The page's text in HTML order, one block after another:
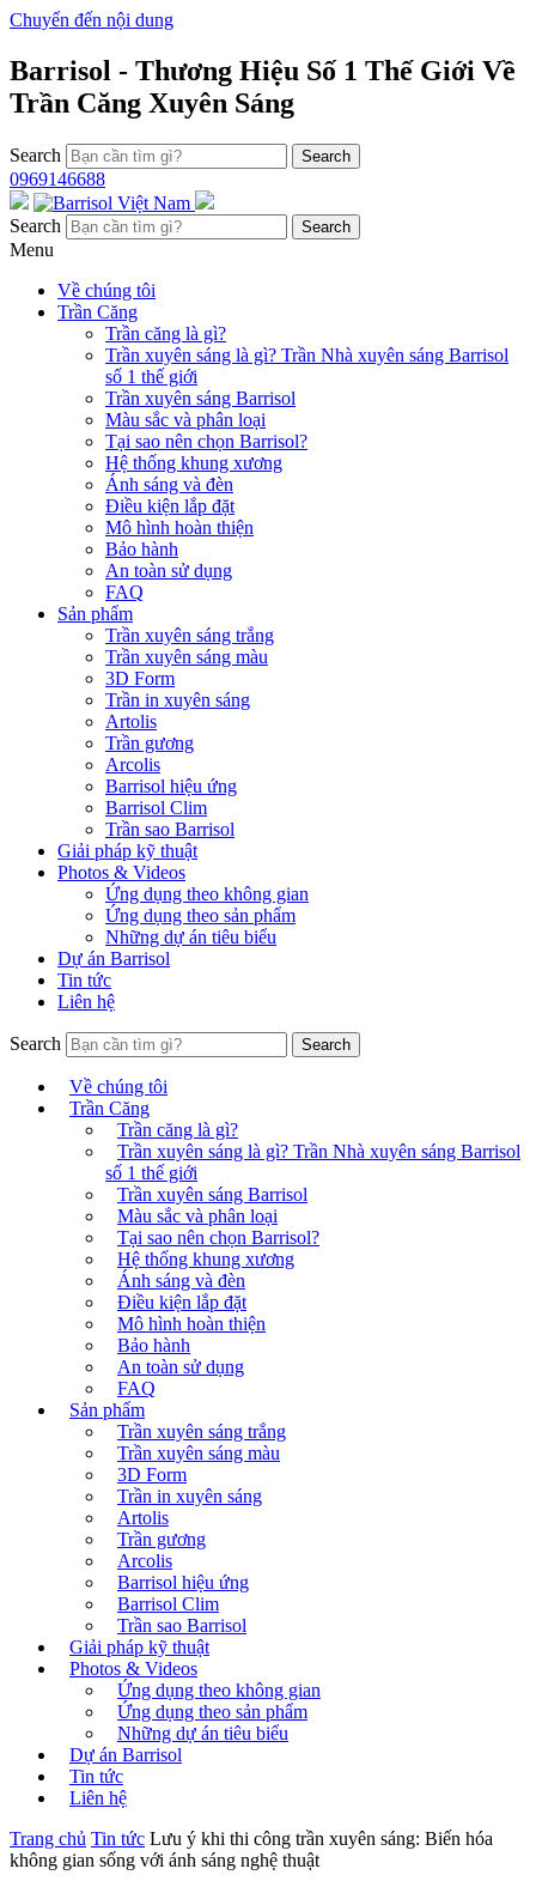
Chuyển đến nội dung
Barrisol - Thương Hiệu Số 1 Thế Giới Về
Trần Căng Xuyên Sáng
Search
0969146688
Search
Menu
Về chúng tôi
Trần Căng
Trần căng là gì?
Trần xuyên sáng là gì? Trần Nhà xuyên sáng Barrisol
số 1 thế giới
Trần xuyên sáng Barrisol
Màu sắc và phân loại
Tại sao nên chọn Barrisol?
Hệ thống khung xương
Ánh sáng và đèn
Điều kiện lắp đặt
Mô hình hoàn thiện
Bảo hành
An toàn sử dụng
FAQ
Sản phẩm
Trần xuyên sáng trắng
Trần xuyên sáng màu
3D Form
Trần in xuyên sáng
Artolis
Trần gương
Arcolis
Barrisol hiệu ứng
Barrisol Clim
Trần sao Barrisol
Giải pháp kỹ thuật
Photos & Videos
Ứng dụng theo không gian
Ứng dụng theo sản phẩm
Những dự án tiêu biểu
Dự án Barrisol
Tin tức
Liên hệ
Search
Về chúng tôi
Trần Căng
Trần căng là gì?
Trần xuyên sáng là gì? Trần Nhà xuyên sáng Barrisol
số 1 thế giới
Trần xuyên sáng Barrisol
Màu sắc và phân loại
Tại sao nên chọn Barrisol?
Hệ thống khung xương
Ánh sáng và đèn
Điều kiện lắp đặt
Mô hình hoàn thiện
Bảo hành
An toàn sử dụng
FAQ
Sản phẩm
Trần xuyên sáng trắng
Trần xuyên sáng màu
3D Form
Trần in xuyên sáng
Artolis
Trần gương
Arcolis
Barrisol hiệu ứng
Barrisol Clim
Trần sao Barrisol
Giải pháp kỹ thuật
Photos & Videos
Ứng dụng theo không gian
Ứng dụng theo sản phẩm
Những dự án tiêu biểu
Dự án Barrisol
Tin tức
Liên hệ
Trang chủ Tin tức Lưu ý khi thi công trần xuyên sáng: Biến hóa
không gian sống với ánh sáng nghệ thuật